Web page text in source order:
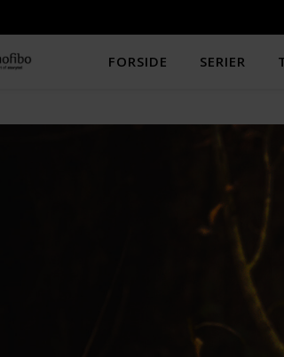
FORSIDE SERIER